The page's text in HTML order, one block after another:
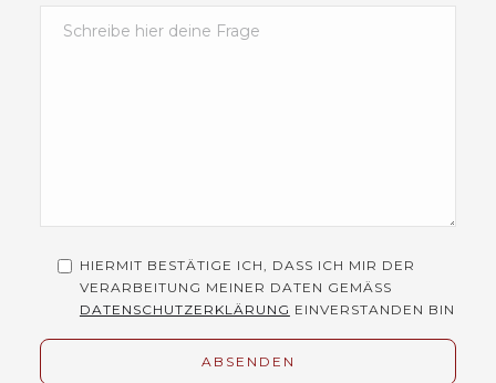
HIERMIT BESTÄTIGE ICH, DASS ICH MIR DER
VERARBEITUNG MEINER DATEN GEMÄSS
DATENSCHUTZERKLÄRUNG EINVERSTANDEN BIN